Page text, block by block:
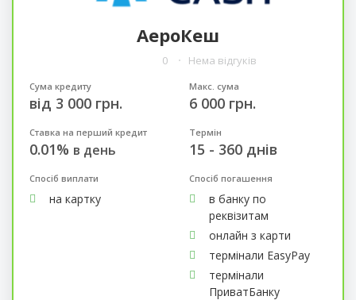
АероКеш
0 Нема відгуків
Сума кредиту
від 3 000 грн.
Макс. сума
6 000 грн.
Ставка на перший кредит
0.01% в день
Термін
15 - 360 днів
Спосіб виплати
на картку
Спосіб погашення
в банку по
реквізитам
онлайн з карти
термінали EasyPay
термінали
ПриватБанку